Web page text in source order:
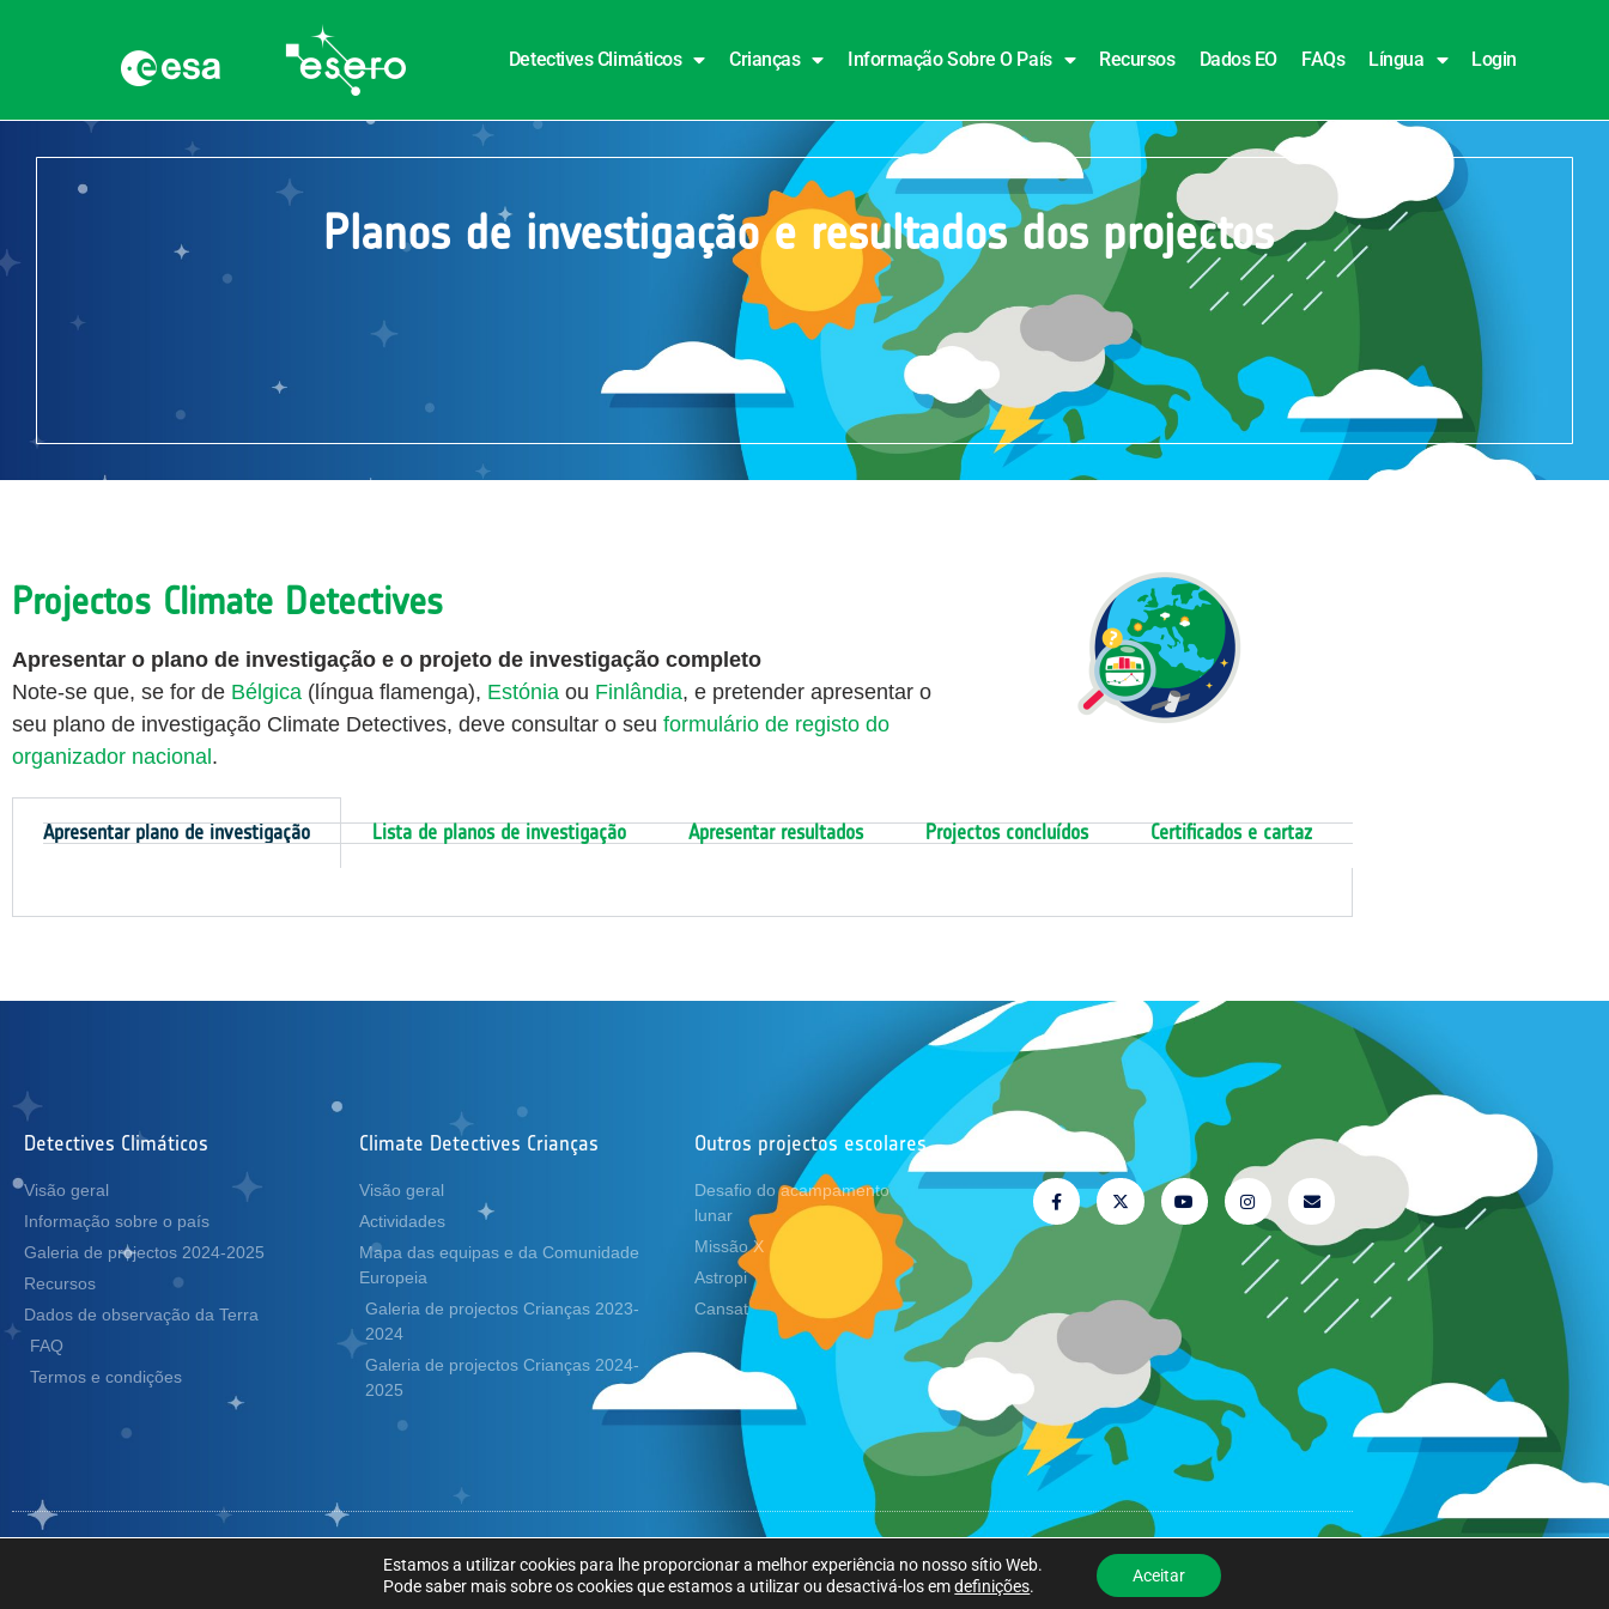
Detectives Climáticos Crianças Informação Sobre O País Recursos Dados EO FAQs Língua Login
Planos de investigação e resultados dos projectos
Projectos Climate Detectives
Apresentar o plano de investigação e o projeto de investigação completo
Note-se que, se for de Bélgica (língua flamenga), Estónia ou Finlândia, e pretender apresentar o
seu plano de investigação Climate Detectives, deve consultar o seu formulário de registo do
organizador nacional .
Apresentar plano de investigação Lista de planos de investigação Apresentar resultados Projectos concluídos Certificados e cartaz
Detectives Climáticos
Visão geral
Informação sobre o país
Galeria de projectos 2024-2025
Recursos
Dados de observação da Terra
FAQ
Termos e condições
Climate Detectives Crianças
Visão geral
Actividades
Mapa das equipas e da Comunidade
Europeia
Galeria de projectos Crianças 2023-
2024
Galeria de projectos Crianças 2024-
2025
Outros projectos escolares
Desafio do acampamento
lunar
Missão X
Astropi
Cansat
Siga-nos
Copyright © Agência Espacial Europeia. Todos os direitos reservados.Estamos a utilizar cookies para lhe proporcionar a melhor experiência no nosso sítio Web.
Pode saber mais sobre os cookies que estamos a utilizar ou desactivá-los emdefinições.
Aceitar